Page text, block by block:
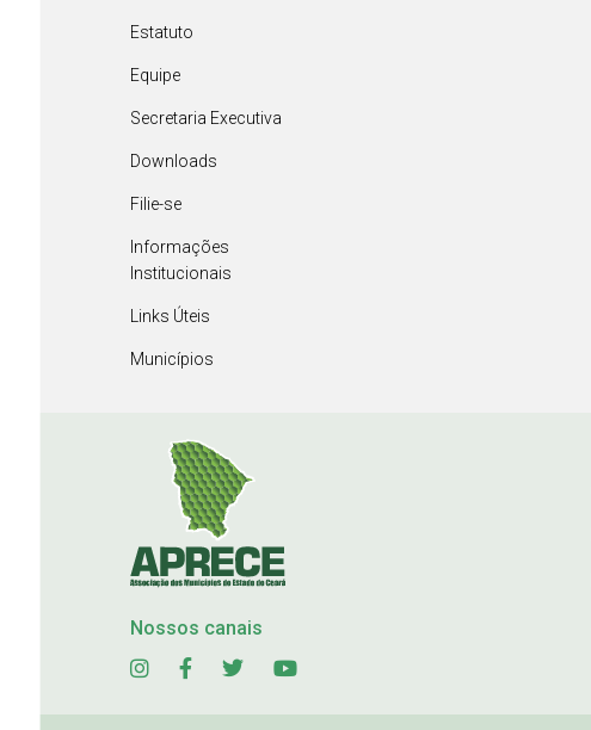
Estatuto
Equipe
Secretaria Executiva
Downloads
Filie-se
Informações
Institucionais
Links Úteis
Municípios
Nossos canais